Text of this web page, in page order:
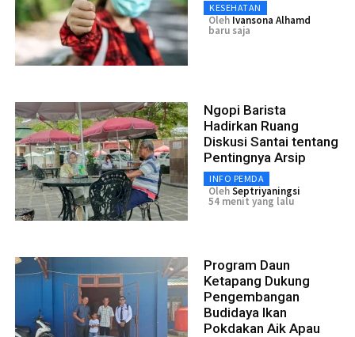
KESEHATAN
Oleh Ivansona Alhamd
baru saja
Ngopi Barista
Hadirkan Ruang
Diskusi Santai tentang
Pentingnya Arsip
INFO PEMDA
OlehSeptriyaningsi
54 menit yang lalu
Program Daun
Ketapang Dukung
Pengembangan
Budidaya Ikan
Pokdakan Aik Apau